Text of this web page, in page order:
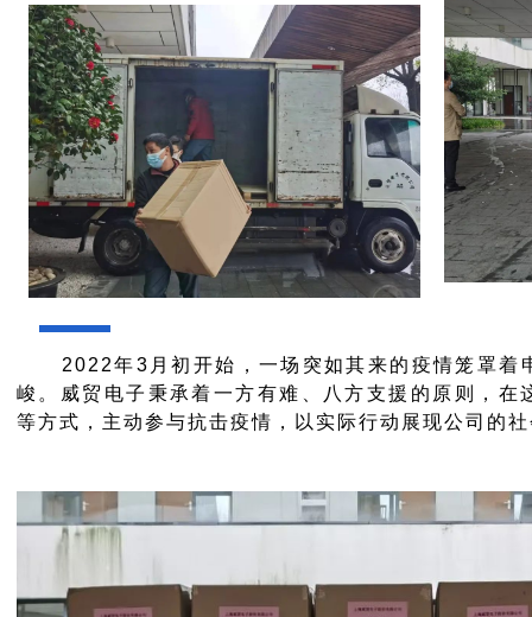
2022年3月初开始，一场突如其来的疫情笼罩着
峻。威贸电子秉承着一方有难、八方支援的原则，在
等方式，主动参与抗击疫情，以实际行动展现公司的